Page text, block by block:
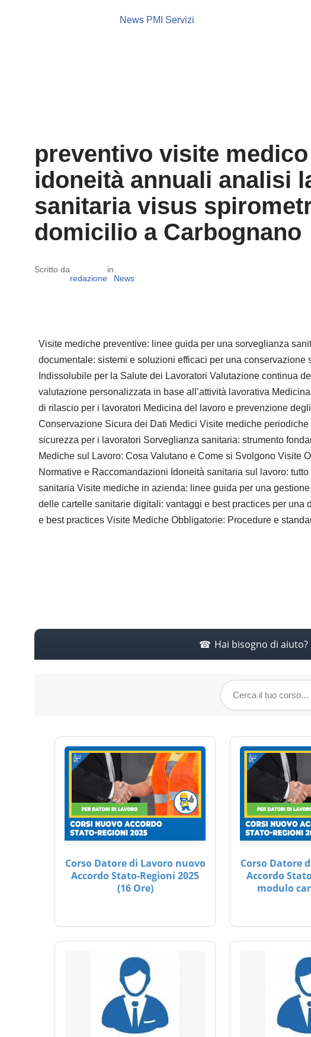
News PMI Servizi
preventivo visite
idoneità annuali analisi
sanitaria visus
domicilio a Carbognano
Scritto da
redazione
in
News
Visite mediche preventive: linee guida per una sorveglianza
documentale: sistemi e soluzioni efficaci per una
Indissolubile per la Salute dei Lavoratori Valutazione continua
valutazione personalizzata in base all’attività lavorativa
di rilascio per i lavoratori Medicina del lavoro e prevenzione
Conservazione Sicura dei Dati Medici Visite mediche
sicurezza per i lavoratori Sorveglianza sanitaria: strumento
Mediche sul Lavoro: Cosa Valutano e Come si Svolgono Visite
Normative e Raccomandazioni Idoneità sanitaria sul lavoro:
sanitaria Visite mediche in azienda: linee guida per una
delle cartelle sanitarie digitali: vantaggi e best practices per
e best practices Visite Mediche Obbligatorie: Procedure e
Hai bisogno di
Corso Datore di Lavoro nuovo
Accordo Stato-Regioni 2025
(16 Ore)
Corso Datore
Accordo
modulo